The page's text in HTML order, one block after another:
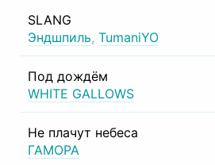
SLANG
Эндшпиль, TumaniYO
Под дождём
WHITE GALLOWS
Не плачут небеса
ГАМОРА